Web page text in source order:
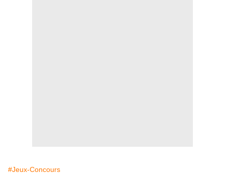
#Jeux-Concours